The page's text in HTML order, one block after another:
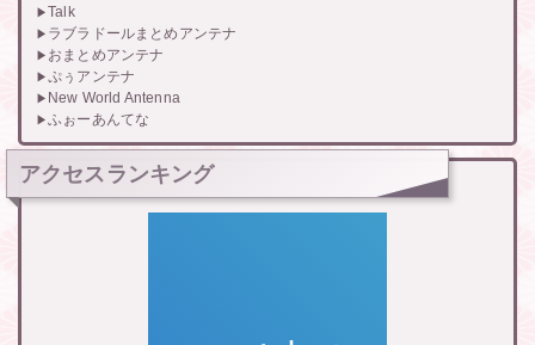
Talk
ラブラドールまとめアンテナ
おまとめアンテナ
ぷぅアンテナ
New World Antenna
ふぉーあんてな
アクセスランキング